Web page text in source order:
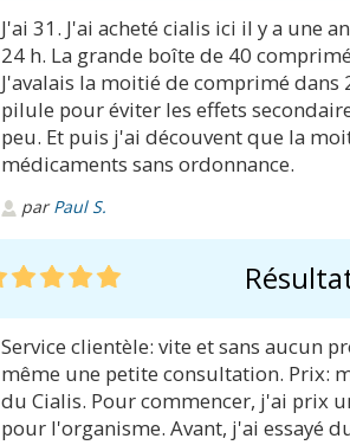
J'ai 31. J'ai acheté cialis ici il y a une
24 h. La grande boîte de 40
J'avalais la moitié de comprimé
pilule pour éviter les effets
peu. Et puis j'ai découvent que la
médicaments sans ordonnance.
parPaul S.
Service clientèle: vite et sans aucun
même une petite consultation. Prix:
du Cialis. Pour commencer, j'ai prix
pour l'organisme. Avant, j'ai essayé